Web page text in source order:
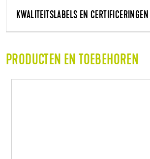
KWALITEITSLABELS EN CERTIFICERINGEN
PRODUCTEN EN TOEBEHOREN